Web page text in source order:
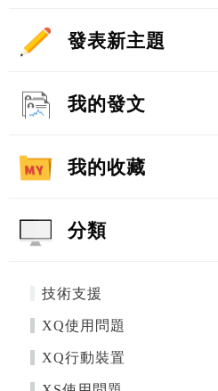
發表新主題
我的發文
我的收藏
分類
技術支援
XQ使用問題
XQ行動裝置